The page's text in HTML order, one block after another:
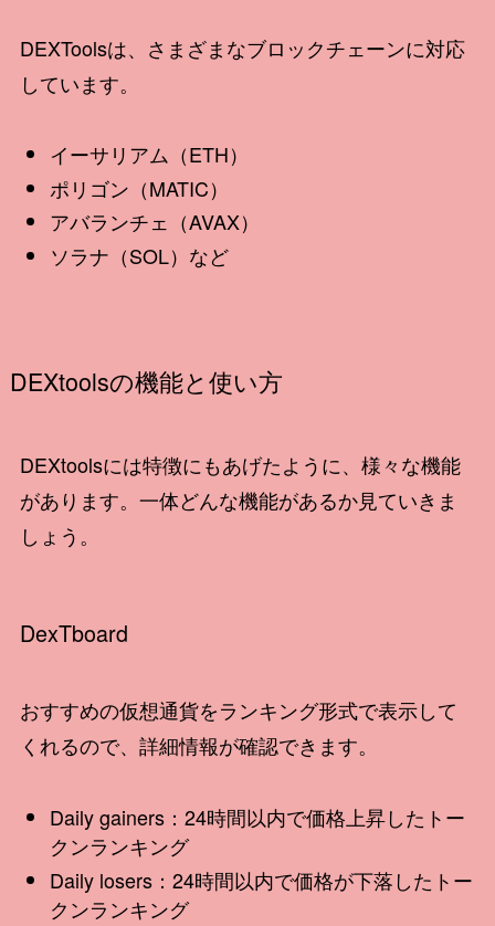
DEXToolsは、さまざまなブロックチェーンに対応
しています。
イーサリアム（ETH）
ポリゴン（MATIC）
アバランチェ（AVAX）
ソラナ（SOL）など
DEXtoolsの機能と使い方
DEXtoolsには特徴にもあげたように、様々な機能
があります。一体どんな機能があるか見ていきま
しょう。
DexTboard
おすすめの仮想通貨をランキング形式で表示して
くれるので、詳細情報が確認できます。
Daily gainers：24時間以内で価格上昇したトー
クンランキング
Daily losers：24時間以内で価格が下落したトー
クンランキング